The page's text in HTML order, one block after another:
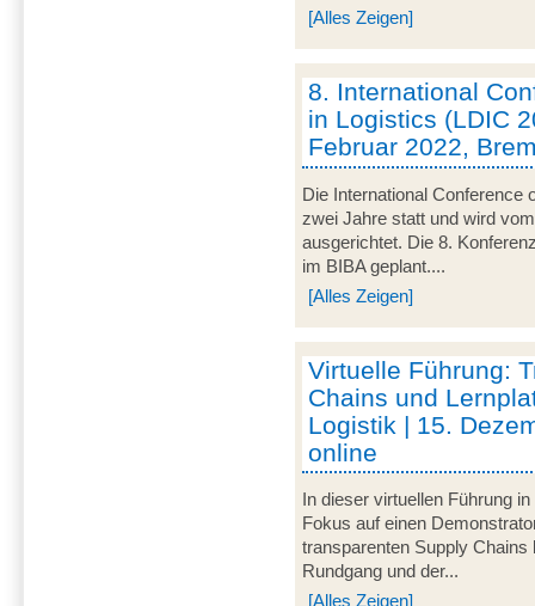
[Alles Zeigen]
8. International
in Logistics (LDIC
Februar 2022,
Die International Conference
zwei Jahre statt und wird
ausgerichtet. Die 8.
im BIBA geplant....
[Alles Zeigen]
Virtuelle Führung:
Chains und
Logistik | 15.
online
In dieser virtuellen Führung
Fokus auf einen
transparenten Supply
Rundgang und der...
[Alles Zeigen]